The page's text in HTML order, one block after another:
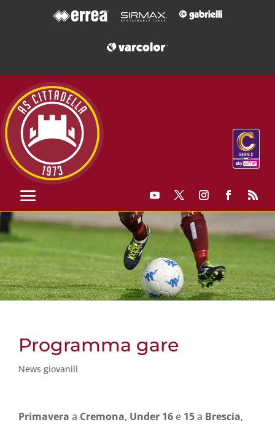
Programma gare
News giovanili
Primavera a Cremona, Under 16 e 15a Brescia,